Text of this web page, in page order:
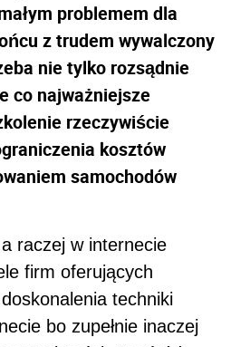
problemem dla
z trudem wywalczony
nie tylko rozsądnie
co najważniejsze
rzeczywiście
kosztów
samochodów
raczej w internecie
firm oferujących
techniki
bo zupełnie inaczej